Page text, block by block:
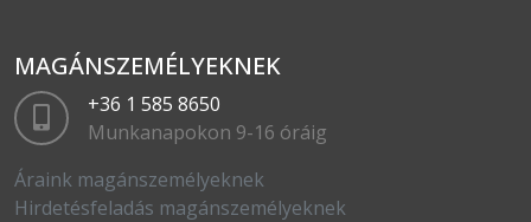
MAGÁNSZEMÉLYEKNEK
+36 1 585 8650
Munkanapokon 9-16 óráig
Áraink magánszemélyeknek
Hirdetésfeladás magánszemélyeknek